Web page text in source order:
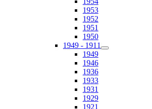
1953
1952
1951
1950
1949 - 1911
1949
1946
1936
1933
1931
1929
1921